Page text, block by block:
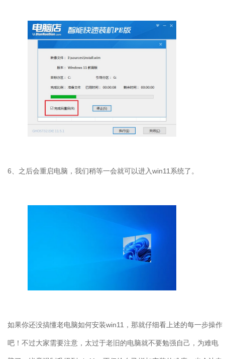
6 、之后会重启电脑，我们稍等一会就可以进入win11 系统了。
如果你还没搞懂老电脑如何安装win11 ，那就仔细看上述的每一步操作
吧！不过大家需要注意，太过于老旧的电脑就不要勉强自己，为难电